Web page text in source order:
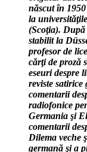
născut în
la
(Scoţia).
stabilit la
profesor de
cărţi de proză
eseuri despre
reviste satirice
comentarii
radiofonice
Germania şi
comentarii
Dilema veche
germană şi a